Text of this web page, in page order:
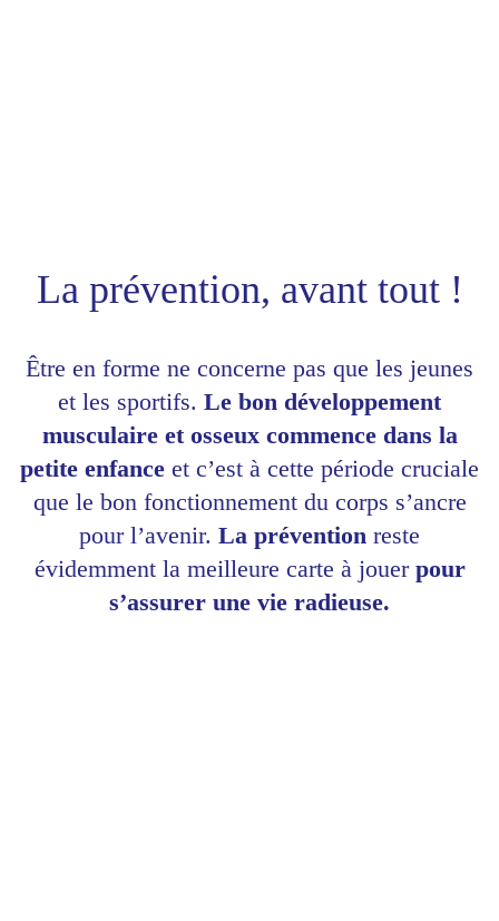
La prévention, avant tout !
Être en forme ne concerne pas que les jeunes
et les sportifs. Le bon développement
musculaire et osseux commence dans la
petite enfance et c’est à cette période cruciale
que le bon fonctionnement du corps s’ancre
pour l’avenir. La prévention reste
évidemment la meilleure carte à jouer pour
s’assurer une vie radieuse.